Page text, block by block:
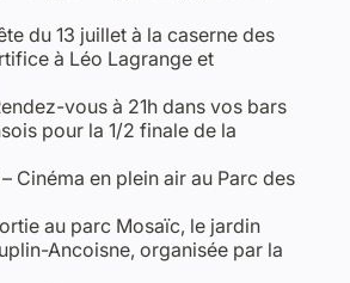
du 13 juillet à la caserne des
à Léo Lagrange et
vous à 21h dans vos bars
pour la 1/2 finale de la
Cinéma en plein air au Parc des
au parc Mosaïc, le jardin
Ancoisne, organisée par la